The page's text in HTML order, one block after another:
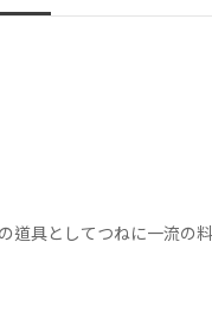
道具としてつねに一流の